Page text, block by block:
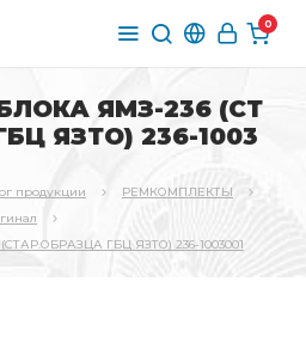
0
ЯМЗ-236 (СТ
ЯЗТО) 236-1003
продукции
РЕМКОМПЛЕКТЫ
ГБЦ ЯЗТО) 236-1003001